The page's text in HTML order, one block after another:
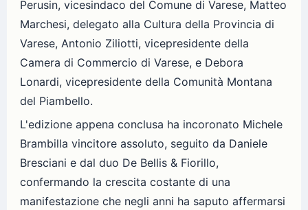
Perusin, vicesindaco del Comune di Varese, Matteo
Marchesi, delegato alla Cultura della Provincia di
Varese, Antonio Ziliotti, vicepresidente della
Camera di Commercio di Varese, e Debora
Lonardi, vicepresidente della Comunità Montana
del Piambello.
L'edizione appena conclusa ha incoronato Michele
Brambilla vincitore assoluto, seguito da Daniele
Bresciani e dal duo De Bellis & Fiorillo,
confermando la crescita costante di una
manifestazione che negli anni ha saputo affermarsi